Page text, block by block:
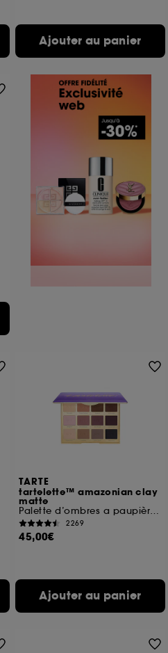
Ajouter au panier
TARTE
tartelette™ amazonian clay
matte
Palette d’ombres a paupières aux tons froids
2269
45,00€
Ajouter au panier